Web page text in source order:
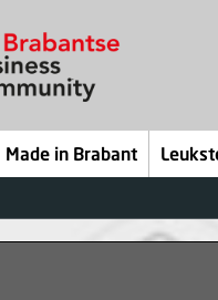
Made in Brabant